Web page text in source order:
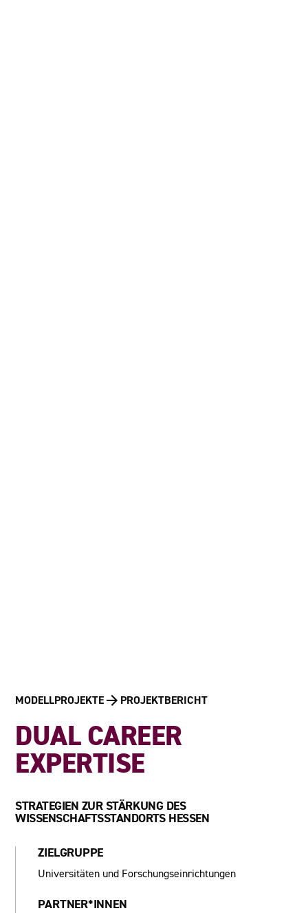
MODELLPROJEKTE PROJEKTBERICHT
DUAL CAREER
EXPERTISE
STRATEGIEN ZUR STÄRKUNG DES
WISSENSCHAFTSSTANDORTS HESSEN
ZIELGRUPPE
Universitäten und Forschungseinrichtungen
PARTNER*INNEN